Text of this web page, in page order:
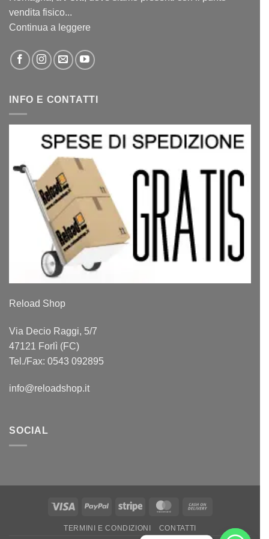
vendita fisico...
Continua a leggere
INFO E CONTATTI
Reload Shop
Via Decio Raggi, 5/7
47121 Forlì (FC)
Tel./Fax: 0543 092895
info@reloadshop.it
SOCIAL
Visa PayPal Stripe MasterCard
Delivery
TERMINI E CONDIZIONI CONTATTI